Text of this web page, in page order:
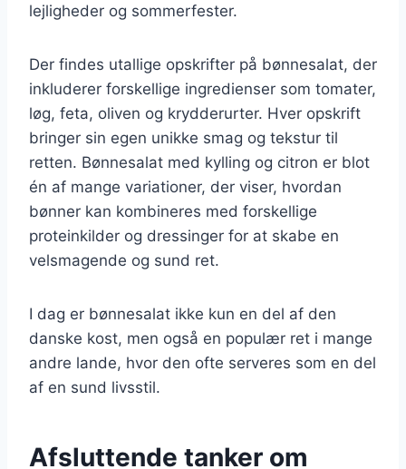
lejligheder og sommerfester.
Der findes utallige opskrifter på bønnesalat, der
inkluderer forskellige ingredienser som tomater,
løg, feta, oliven og krydderurter. Hver opskrift
bringer sin egen unikke smag og tekstur til
retten. Bønnesalat med kylling og citron er blot
én af mange variationer, der viser, hvordan
bønner kan kombineres med forskellige
proteinkilder og dressinger for at skabe en
velsmagende og sund ret.
I dag er bønnesalat ikke kun en del af den
danske kost, men også en populær ret i mange
andre lande, hvor den ofte serveres som en del
af en sund livsstil.
Afsluttende tanker om